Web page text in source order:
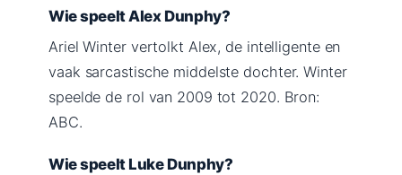
Wie speelt Alex Dunphy?
Ariel Winter vertolkt Alex, de intelligente en
vaak sarcastische middelste dochter. Winter
speelde de rol van 2009 tot 2020. Bron:
ABC.
Wie speelt Luke Dunphy?